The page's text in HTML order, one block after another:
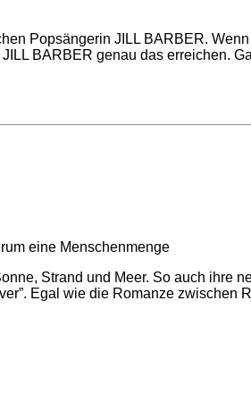
Popsängerin JILL BARBER.
BARBER genau das erreichen.
Strand und Meer. So auch ihre
Egal wie die Romanze zwischen